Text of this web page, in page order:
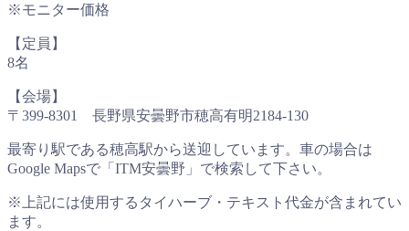
※モニター価格
【定員】
8名
【会場】
〒399-8301 長野県安曇野市穂高有明2184-130
最寄り駅である穂高駅から送迎しています。車の場合は
Google Mapsで「ITM安曇野」で検索して下さい。
※上記には使用するタイハーブ・テキスト代金が含まれてい
ます。